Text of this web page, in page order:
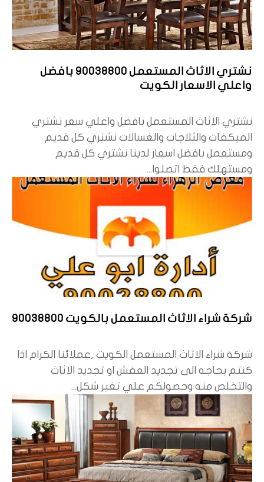
نشتري الاثاث المستعمل 90038800 بافضل
واعلي الاسعار الكويت
نشتري الاثاث المستعمل بافضل واعلي سعر نشتري
الميكفات والثلاجات والغسالات نشتري كل قديم
ومستعمل بافضل اسعار لدينا نشتري كل قديم
ومستهلك فقط اتصلوا...
شركة شراء الاثاث المستعمل بالكويت 90038800
شركة شراء الاثاث المستعمل الكويت ,عملائنا الكرام اذا
كنتم بحاجه الى تجديد العفش او تجديد الاثاث
والتخلص منه وحصولكم علي تغير شكل...